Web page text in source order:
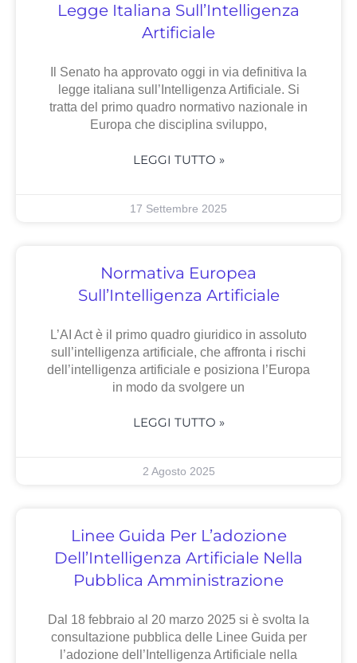
Legge Italiana Sull’Intelligenza
Artificiale
Il Senato ha approvato oggi in via definitiva la
legge italiana sull’Intelligenza Artificiale. Si
tratta del primo quadro normativo nazionale in
Europa che disciplina sviluppo,
LEGGI TUTTO »
17 Settembre 2025
Normativa Europea
Sull’Intelligenza Artificiale
L’AI Act è il primo quadro giuridico in assoluto
sull’intelligenza artificiale, che affronta i rischi
dell’intelligenza artificiale e posiziona l’Europa
in modo da svolgere un
LEGGI TUTTO »
2 Agosto 2025
Linee Guida Per L’adozione
Dell’Intelligenza Artificiale Nella
Pubblica Amministrazione
Dal 18 febbraio al 20 marzo 2025 si è svolta la
consultazione pubblica delle Linee Guida per
l’adozione dell’Intelligenza Artificiale nella